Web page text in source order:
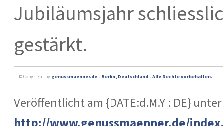
Jubiläumsjahr
gestärkt.
© Copyright by genussmaenner.de - Berlin, Deutschland - Alle Rechte vorbehalten.
Veröffentlicht am {DATE:d.M.Y : DE}
http://www.genussmaenner.de/